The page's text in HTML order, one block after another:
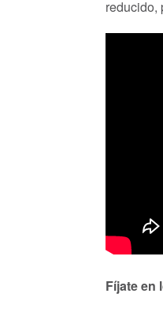
reducido,
Fíjate en